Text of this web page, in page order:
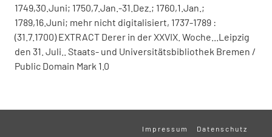
1749,30.Juni; 1750,7.Jan.-31.Dez.; 1760,1.Jan.;
1789,16.Juni; mehr nicht digitalisiert, 1737-1789 :
(31.7.1700) EXTRACT Derer in der XXVIX. Woche...Leipzig
den 31. Juli.. Staats- und Universitätsbibliothek Bremen /
Public Domain Mark 1.0
Impressum Datenschutz